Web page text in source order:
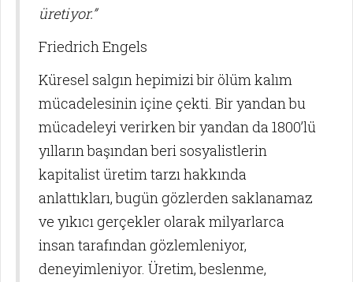
üretiyor.”
Friedrich Engels
Küresel salgın hepimizi bir ölüm kalım
mücadelesinin içine çekti. Bir yandan bu
mücadeleyi verirken bir yandan da 1800’lü
yılların başından beri sosyalistlerin
kapitalist üretim tarzı hakkında
anlattıkları, bugün gözlerden saklanamaz
ve yıkıcı gerçekler olarak milyarlarca
insan tarafından gözlemleniyor,
deneyimleniyor. Üretim, beslenme,